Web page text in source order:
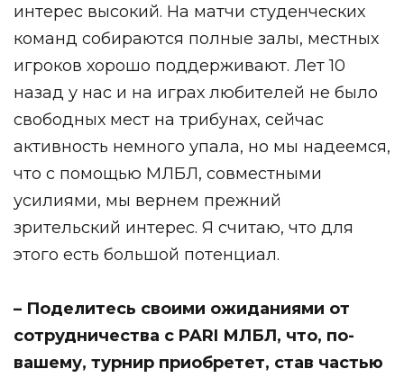
интерес высокий. На матчи студенческих
команд собираются полные залы, местных
игроков хорошо поддерживают. Лет 10
назад у нас и на играх любителей не было
свободных мест на трибунах, сейчас
активность немного упала, но мы надеемся,
что с помощью МЛБЛ, совместными
усилиями, мы вернем прежний
зрительский интерес. Я считаю, что для
этого есть большой потенциал.
– Поделитесь своими ожиданиями от
сотрудничества с PARI МЛБЛ, что, по-
вашему, турнир приобретет, став частью